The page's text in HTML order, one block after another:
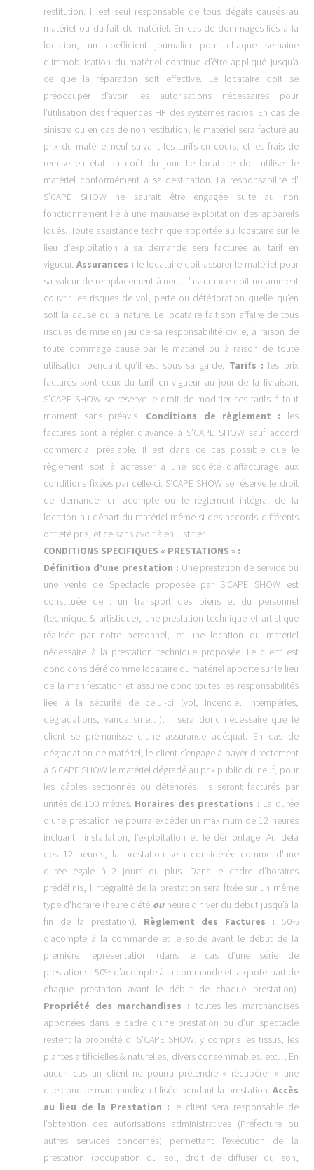
restitution. Il est seul responsable de tous dégâts causés au
matériel ou du fait du matériel. En cas de dommages liés à la
location, un coefficient journalier pour chaque semaine
d’immobilisation du matériel continue d’être appliqué jusqu’à
ce que la réparation soit effective. Le locataire doit se
préoccuper d’avoir les autorisations nécessaires pour
l’utilisation des fréquences HF des systèmes radios. En cas de
sinistre ou en cas de non restitution, le matériel sera facturé au
prix du matériel neuf suivant les tarifs en cours, et les frais de
remise en état au coût du jour. Le locataire doit utiliser le
matériel conformément à sa destination. La responsabilité d'
S’CAPE SHOW ne saurait être engagée suite au non
fonctionnement lié à une mauvaise exploitation des appareils
loués. Toute assistance technique apportée au locataire sur le
lieu d’exploitation à sa demande sera facturée au tarif en
vigueur.Assurances : le locataire doit assurer le matériel pour
sa valeur de remplacement à neuf. L’assurance doit notamment
couvrir les risques de vol, perte ou détérioration quelle qu’en
soit la cause ou la nature. Le locataire fait son affaire de tous
risques de mise en jeu de sa responsabilité civile, à raison de
toute dommage causé par le matériel ou à raison de toute
utilisation pendant qu’il est sous sa garde. Tarifs : les prix
facturés sont ceux du tarif en vigueur au jour de la livraison.
S’CAPE SHOW se réserve le droit de modifier ses tarifs à tout
moment sans préavis. Conditions de règlement : les
factures sont à régler d’avance à S’CAPE SHOW sauf accord
commercial préalable. Il est dans ce cas possible que le
règlement soit à adresser à une société d’affacturage aux
conditions fixées par celle-ci. S’CAPE SHOW se réserve le droit
de demander un acompte ou le règlement intégral de la
location au départ du matériel même si des accords différents
ont été pris, et ce sans avoir à en justifier.
CONDITIONS SPECIFIQUES « PRESTATIONS » :
Définition d’une prestation : Une prestation de service ou
une vente de Spectacle proposée par S’CAPE SHOW est
constituée de : un transport des biens et du personnel
(technique & artistique), une prestation technique et artistique
réalisée par notre personnel, et une location du matériel
nécessaire à la prestation technique proposée. Le client est
donc considéré comme locataire du matériel apporté sur le lieu
de la manifestation et assume donc toutes les responsabilités
liée à la sécurité de celui-ci (vol, Incendie, Intempéries,
dégradations, vandalisme…), il sera donc nécessaire que le
client se prémunisse d’une assurance adéquat. En cas de
dégradation de matériel, le client s’engage à payer directement
à S’CAPE SHOW le matériel dégradé au prix public du neuf, pour
les câbles sectionnés ou détériorés, ils seront facturés par
unités de 100 mètres. Horaires des prestations : La durée
d’une prestation ne pourra excéder un maximum de 12 heures
incluant l’installation, l’exploitation et le démontage. Au delà
des 12 heures, la prestation sera considérée comme d’une
durée égale à 2 jours ou plus. Dans le cadre d’horaires
prédéfinis, l’intégralité de la prestation sera fixée sur un même
type d’horaire (heure d’été ouheure d’hiver du début jusqu’à la
fin de la prestation). Règlement des Factures : 50%
d’acompte à la commande et le solde avant le début de la
première représentation (dans le cas d’une série de
prestations : 50% d’acompte à la commande et la quote-part de
chaque prestation avant le début de chaque prestation).
Propriété des marchandises : toutes les marchandises
apportées dans le cadre d’une prestation ou d’un spectacle
restent la propriété d’ S’CAPE SHOW, y compris les tissus, les
plantes artificielles & naturelles, divers consommables, etc… En
aucun cas un client ne pourra prétendre « récupérer » une
quelconque marchandise utilisée pendant la prestation. Accès
au lieu de la Prestation : le client sera responsable de
l’obtention des autorisations administratives (Préfecture ou
autres services concernés) permettant l’exécution de la
prestation (occupation du sol, droit de diffuser du son,